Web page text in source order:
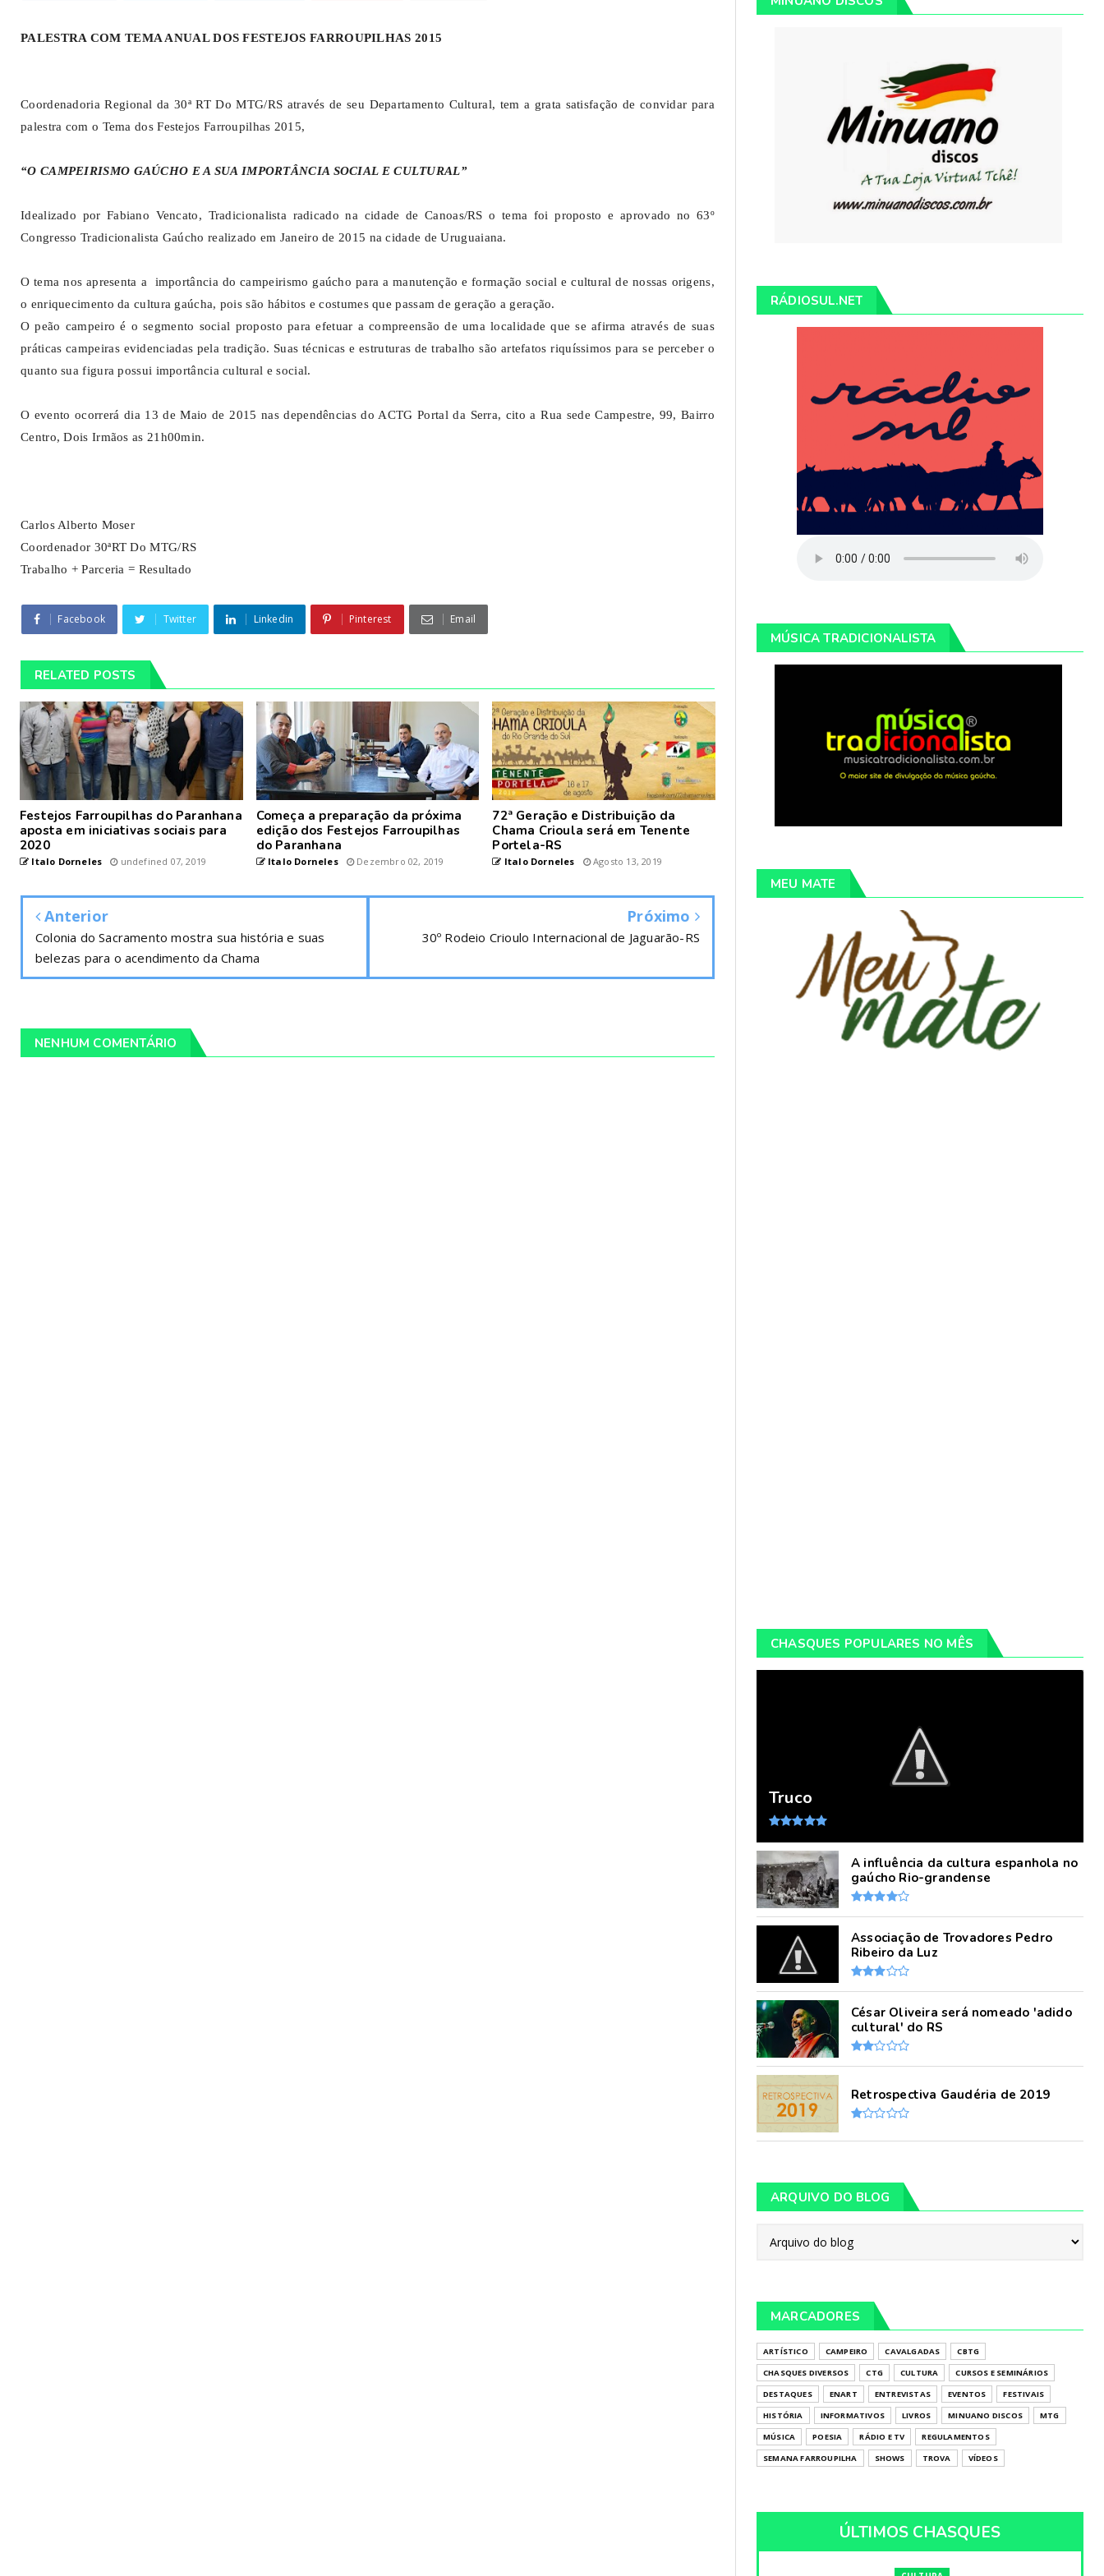
PALESTRA COM TEMA ANUAL DOS FESTEJOS FARROUPILHAS 2015
Coordenadoria Regional da 30ª RT Do MTG/RS através de seu Departamento Cultural, tem a grata satisfação de convidar para
palestra com o Tema dos Festejos Farroupilhas 2015,
“O CAMPEIRISMO GAÚCHO E A SUA IMPORTÂNCIA SOCIAL E CULTURAL”
Idealizado por Fabiano Vencato, Tradicionalista radicado na cidade de Canoas/RS o tema foi proposto e aprovado no 63º
Congresso Tradicionalista Gaúcho realizado em Janeiro de 2015 na cidade de Uruguaiana.
O tema nos apresenta a importância do campeirismo gaúcho para a manutenção e formação social e cultural de nossas origens,
o enriquecimento da cultura gaúcha, pois são hábitos e costumes que passam de geração a geração.
O peão campeiro é o segmento social proposto para efetuar a compreensão de uma localidade que se afirma através de suas
práticas campeiras evidenciadas pela tradição. Suas técnicas e estruturas de trabalho são artefatos riquíssimos para se perceber o
quanto sua figura possui importância cultural e social.
O evento ocorrerá dia 13 de Maio de 2015 nas dependências do ACTG Portal da Serra, cito a Rua sede Campestre, 99, Bairro
Centro, Dois Irmãos as 21h00min.
Carlos Alberto Moser
Coordenador 30ªRT Do MTG/RS
Trabalho + Parceria = Resultado
Facebook Twitter Linkedin Pinterest Email
RELATED POSTS
Festejos Farroupilhas do Paranhana
aposta em iniciativas sociais para
2020
Italo Dorneles undefined 07, 2019
Começa a preparação da próxima
edição dos Festejos Farroupilhas
do Paranhana
Italo Dorneles Dezembro 02, 2019
72ª Geração e Distribuição da
Chama Crioula será em Tenente
Portela-RS
Italo Dorneles Agosto 13, 2019
Anterior
Colonia do Sacramento mostra sua história e suas
belezas para o acendimento da Chama
Próximo
30º Rodeio Crioulo Internacional de Jaguarão-RS
NENHUM COMENTÁRIO
RÁDIOSUL.NET
MÚSICA TRADICIONALISTA
MEU MATE
CHASQUES POPULARES NO MÊS
Truco
A influência da cultura espanhola no
gaúcho Rio-grandense
Associação de Trovadores Pedro
Ribeiro da Luz
César Oliveira será nomeado 'adido
cultural' do RS
Retrospectiva Gaudéria de 2019
ARQUIVO DO BLOG
MARCADORES
ARTÍSTICO CAMPEIRO CAVALGADAS
CBTG
CHASQUES DIVERSOS
CTG CULTURA
CURSOS E SEMINÁRIOS
DESTAQUES
ENART ENTREVISTAS EVENTOS
FESTIVAIS
HISTÓRIA
INFORMATIVOS LIVROS MINUANO DISCOS
MTG
MÚSICA
POESIA RÁDIO E TV
REGULAMENTOS
SEMANA FARROUPILHA
SHOWS TROVA VÍDEOS
ÚLTIMOS CHASQUES